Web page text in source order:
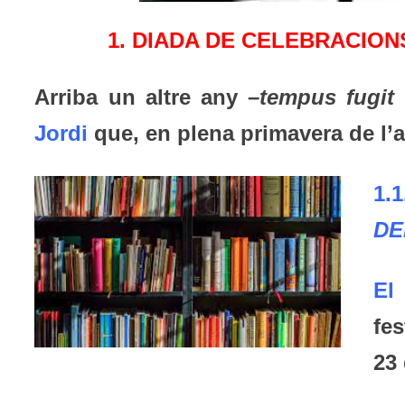
1. DIADA DE
Arriba un altre any –tempus fugit
Jordi que, en plena primavera de
El
23